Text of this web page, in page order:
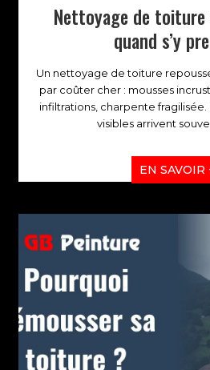
Nettoyage de
quand s’y
Un nettoyage de toiture
par coûter cher : mousses
infiltrations, charpente
visibles arrivent
EN SAVOIR